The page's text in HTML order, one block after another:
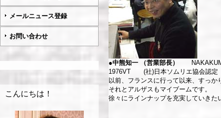
メールニュース登録
お問い合わせ
こんにちは！
●中熊知一 （営業部長）
1976VT (社)日本ソムリエ協会認
以前、フランスに行って以来、すっ
それとアルザスもマイブームです。
徐々にラインナップを充実していき